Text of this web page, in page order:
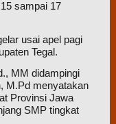
sampai 17
usai apel pagi
Tegal.
MM didampingi
M.Pd menyatakan
Provinsi Jawa
SMP tingkat